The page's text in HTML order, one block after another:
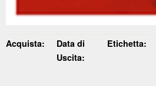
Acquista:
Data di
Uscita:
Etichetta: